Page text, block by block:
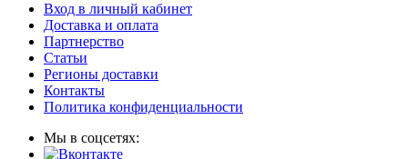
Вход в личный кабинет
Доставка и оплата
Партнерство
Статьи
Регионы доставки
Контакты
Политика конфиденциальности
Мы в соцсетях: